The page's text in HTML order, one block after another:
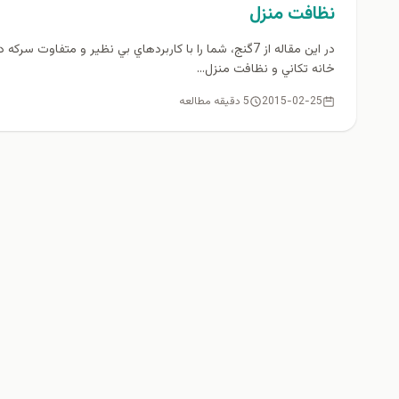
نظافت منزل
در اين مقاله از 7گنج، شما را با كاربردهاي بي نظير و متفاوت سركه
خانه تكاني و نظافت منزل...
2015-02-25 5 دقیقه مطالعه